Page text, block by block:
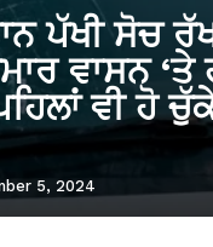
ਪੱਖੀ ਸੋਚ
ਵਾਸਨ ‘ਤੇ
ਵੀ ਹੋ
5, 2024